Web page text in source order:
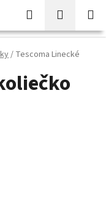
Hľadať
KOŠÍK
/ Tescoma Linecké